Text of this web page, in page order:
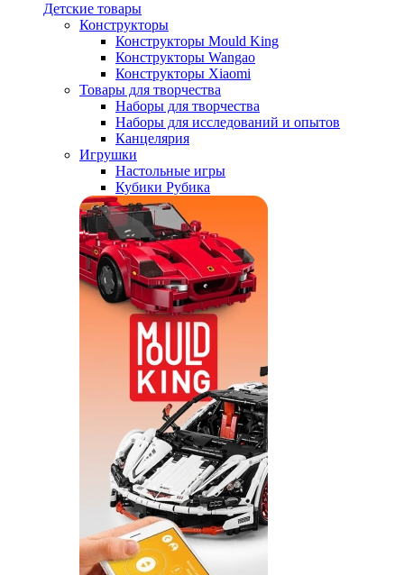
Детские товары
Конструкторы
Конструкторы Mould King
Конструкторы Wangao
Конструкторы Xiaomi
Товары для творчества
Наборы для творчества
Наборы для исследований и опытов
Канцелярия
Игрушки
Настольные игры
Кубики Рубика